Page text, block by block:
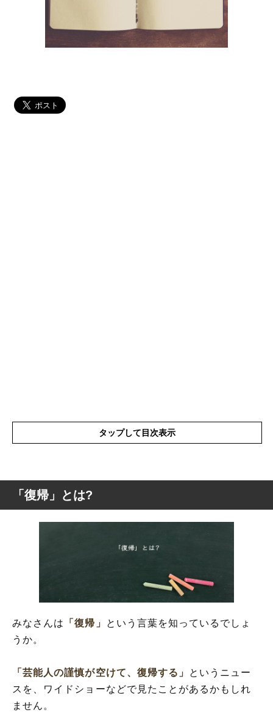
タップして目次表示
「復帰」とは?
「復帰」とは?
みなさんは 「復帰」
という言葉を知っているでしょ
うか。
「芸能人の謹慎が空けて、復帰する」
というニュー
スを、ワイドショーなどで見たことがあるかもしれ
ません。